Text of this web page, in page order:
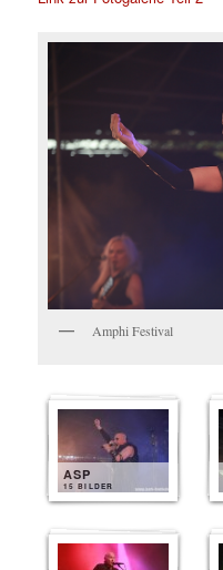
Amphi Festival
ASP
15 BILDER